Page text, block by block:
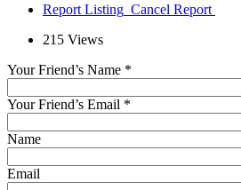
Report Listing Cancel Report
215 Views
Your Friend’s Name *
Your Friend’s Email *
Name
Email